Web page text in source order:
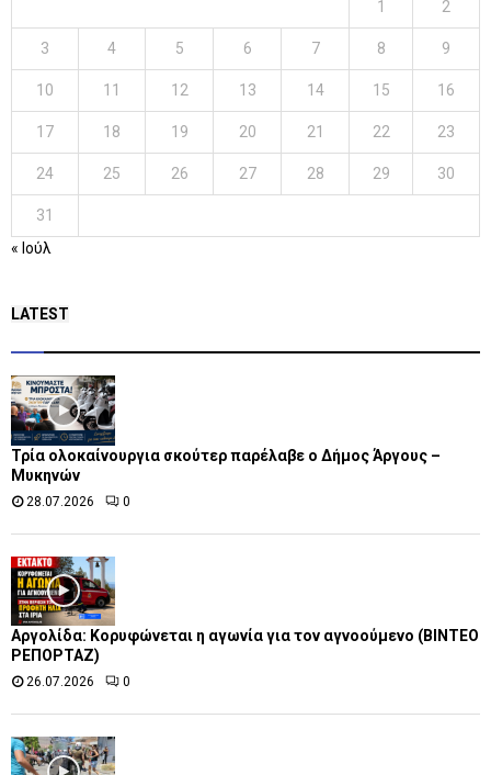
1 2
3 4 5 6 7 8 9
10 11 12 13 14 15 16
17 18 19 20 21 22 23
24 25 26 27 28 29 30
31
« Ιούλ
LATEST
Τρία ολοκαίνουργια σκούτερ παρέλαβε o Δήμος Άργους –
Μυκηνών
28.07.2026 0
Αργολίδα: Κορυφώνεται η αγωνία για τον αγνοούμενο (ΒΙΝΤΕΟ
ΡΕΠΟΡΤΑΖ)
26.07.2026 0